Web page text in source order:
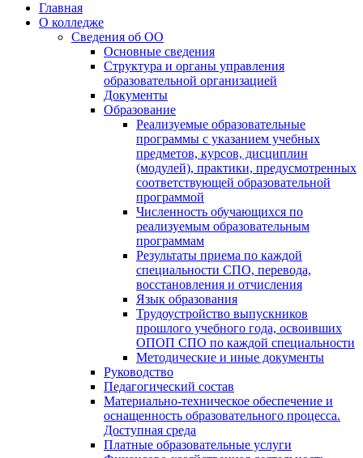
Главная
О колледже
Сведения об ОО
Основные сведения
Структура и органы управления
образовательной организацией
Документы
Образование
Реализуемые образовательные
программы с указанием учебных
предметов, курсов, дисциплин
(модулей), практики, предусмотренных
соответствующей образовательной
программой
Численность обучающихся по
реализуемым образовательным
программам
Результаты приема по каждой
специальности СПО, перевода,
восстановления и отчисления
Язык образования
Трудоустройство выпускников
прошлого учебного года, освоивших
ОПОП СПО по каждой специальности
Методические и иные документы
Руководство
Педагогический состав
Материально-техническое обеспечение и
оснащенность образовательного процесса.
Доступная среда
Платные образовательные услуги